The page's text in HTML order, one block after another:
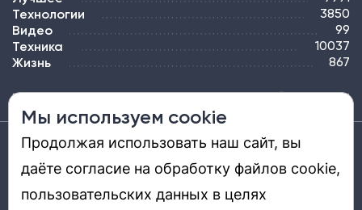
Технологии 3850
Видео 99
Техника 10037
Жизнь 867
ПОДПИСКА РЕКЛАМА КОНТАКТЫ КАРТА САЙТА ТЭГИ
Средство массовой информации «DGL.RU — Цифровой мир» (www.dgl.ru).
Реестровая запись средства массовой информации (СМИ) сетевого издания ЭЛ №
ФС 77 - 81669, выдано Роскомнадзором 27.08.2021. Учредитель: ООО «ДиДжиЭль».
Главный редактор: Шкред Т. В. Телефон редакции +7901-907-1590. Адрес
Перепечатка материалов и использование их в любой форме, в том числе и в
электронных СМИ, возможны только с письменного разрешения редакции.
Мы используем cookie
Продолжая использовать наш сайт, вы
даёте согласие на обработку файлов cookie,
пользовательских данных в целях